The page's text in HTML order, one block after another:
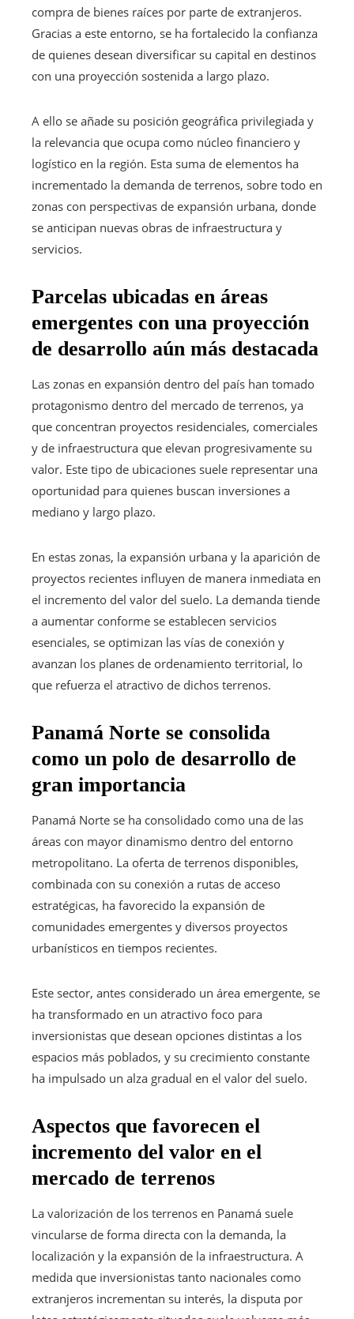
compra de bienes raíces por parte de extranjeros.
Gracias a este entorno, se ha fortalecido la confianza
de quienes desean diversificar su capital en destinos
con una proyección sostenida a largo plazo.
A ello se añade su posición geográfica privilegiada y
la relevancia que ocupa como núcleo financiero y
logístico en la región. Esta suma de elementos ha
incrementado la demanda de terrenos, sobre todo en
zonas con perspectivas de expansión urbana, donde
se anticipan nuevas obras de infraestructura y
servicios.
Parcelas ubicadas en áreas
emergentes con una proyección
de desarrollo aún más destacada
Las zonas en expansión dentro del país han tomado
protagonismo dentro del mercado de terrenos, ya
que concentran proyectos residenciales, comerciales
y de infraestructura que elevan progresivamente su
valor. Este tipo de ubicaciones suele representar una
oportunidad para quienes buscan inversiones a
mediano y largo plazo.
En estas zonas, la expansión urbana y la aparición de
proyectos recientes influyen de manera inmediata en
el incremento del valor del suelo. La demanda tiende
a aumentar conforme se establecen servicios
esenciales, se optimizan las vías de conexión y
avanzan los planes de ordenamiento territorial, lo
que refuerza el atractivo de dichos terrenos.
Panamá Norte se consolida
como un polo de desarrollo de
gran importancia
Panamá Norte se ha consolidado como una de las
áreas con mayor dinamismo dentro del entorno
metropolitano. La oferta de terrenos disponibles,
combinada con su conexión a rutas de acceso
estratégicas, ha favorecido la expansión de
comunidades emergentes y diversos proyectos
urbanísticos en tiempos recientes.
Este sector, antes considerado un área emergente, se
ha transformado en un atractivo foco para
inversionistas que desean opciones distintas a los
espacios más poblados, y su crecimiento constante
ha impulsado un alza gradual en el valor del suelo.
Aspectos que favorecen el
incremento del valor en el
mercado de terrenos
La valorización de los terrenos en Panamá suele
vincularse de forma directa con la demanda, la
localización y la expansión de la infraestructura. A
medida que inversionistas tanto nacionales como
extranjeros incrementan su interés, la disputa por